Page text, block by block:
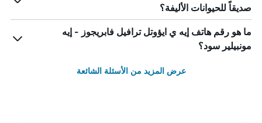
صديقاً للحيوانات الأليفة؟
ما هو رقم هاتف إيه ي ايؤوتل ترافيل فابريجوز - إيه
مونبيلير سود؟
عرض المزيد من الأسئلة الشائعة